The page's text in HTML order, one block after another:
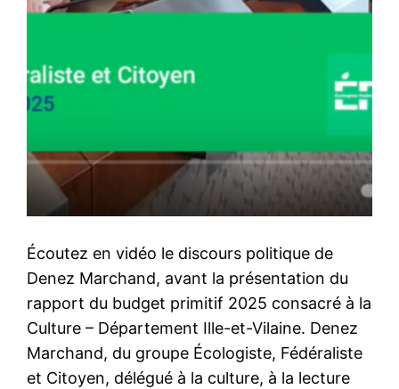
Écoutez en vidéo le discours politique de
Denez Marchand, avant la présentation du
rapport du budget primitif 2025 consacré à la
Culture – Département Ille-et-Vilaine. Denez
Marchand, du groupe Écologiste, Fédéraliste
et Citoyen, délégué à la culture, à la lecture